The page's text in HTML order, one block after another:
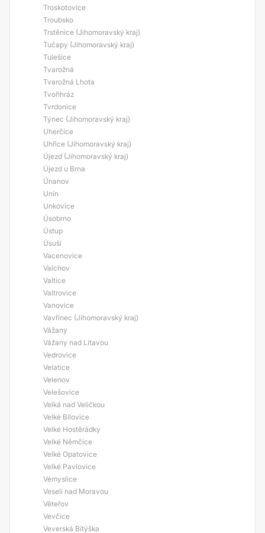
Troskotovice
Troubsko
Trstěnice (Jihomoravský kraj)
Tučapy (Jihomoravský kraj)
Tulešice
Tvarožná
Tvarožná Lhota
Tvořihráz
Tvrdonice
Týnec (Jihomoravský kraj)
Uherčice
Uhřice (Jihomoravský kraj)
Újezd (Jihomoravský kraj)
Újezd u Brna
Únanov
Unín
Unkovice
Úsobrno
Ústup
Úsuší
Vacenovice
Valchov
Valtice
Valtrovice
Vanovice
Vavřinec (Jihomoravský kraj)
Vážany
Vážany nad Litavou
Vedrovice
Velatice
Velenov
Velešovice
Velká nad Veličkou
Velké Bílovice
Velké Hostěrádky
Velké Němčice
Velké Opatovice
Velké Pavlovice
Vémyslice
Veselí nad Moravou
Věteřov
Vevčice
Veverská Bítýška